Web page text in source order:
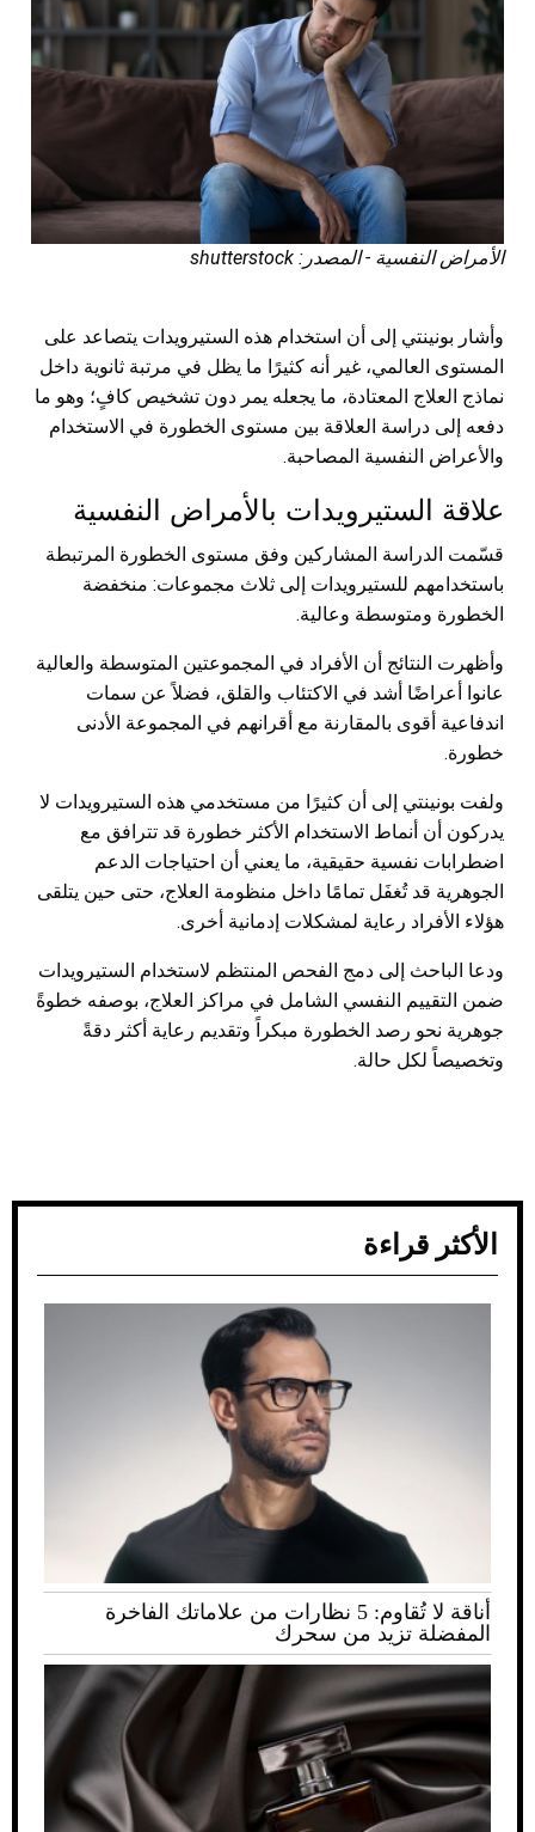
الأمراض النفسية - المصدر: shutterstock
وأشار بونينتي إلى أن استخدام هذه الستيرويدات يتصاعد على
المستوى العالمي، غير أنه كثيرًا ما يظل في مرتبة ثانوية داخل
نماذج العلاج المعتادة، ما يجعله يمر دون تشخيص كافٍ؛ وهو ما
دفعه إلى دراسة العلاقة بين مستوى الخطورة في الاستخدام
والأعراض النفسية المصاحبة.
علاقة الستيرويدات بالأمراض النفسية
قسّمت الدراسة المشاركين وفق مستوى الخطورة المرتبطة
باستخدامهم للستيرويدات إلى ثلاث مجموعات: منخفضة
الخطورة ومتوسطة وعالية.
وأظهرت النتائج أن الأفراد في المجموعتين المتوسطة والعالية
عانوا أعراضًا أشد في الاكتئاب والقلق، فضلاً عن سمات
اندفاعية أقوى بالمقارنة مع أقرانهم في المجموعة الأدنى
خطورة.
ولفت بونينتي إلى أن كثيرًا من مستخدمي هذه الستيرويدات لا
يدركون أن أنماط الاستخدام الأكثر خطورة قد تترافق مع
اضطرابات نفسية حقيقية، ما يعني أن احتياجات الدعم
الجوهرية قد تُغفَل تمامًا داخل منظومة العلاج، حتى حين يتلقى
هؤلاء الأفراد رعاية لمشكلات إدمانية أخرى.
ودعا الباحث إلى دمج الفحص المنتظم لاستخدام الستيرويدات
ضمن التقييم النفسي الشامل في مراكز العلاج، بوصفه خطوةً
جوهرية نحو رصد الخطورة مبكراً وتقديم رعاية أكثر دقةً
وتخصيصاً لكل حالة.
الأكثر قراءة
أناقة لا تُقاوم: 5 نظارات من علاماتك الفاخرة
المفضلة تزيد من سحرك